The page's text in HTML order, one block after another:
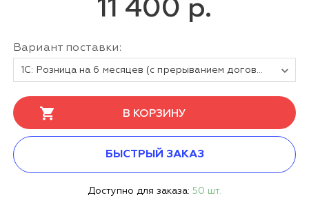
11 400 р.
Вариант поставки:
1С: Розница на 6 месяцев (с прерыванием договора)
В КОРЗИНУ
БЫСТРЫЙ ЗАКАЗ
Доступно для заказа: 50 шт.